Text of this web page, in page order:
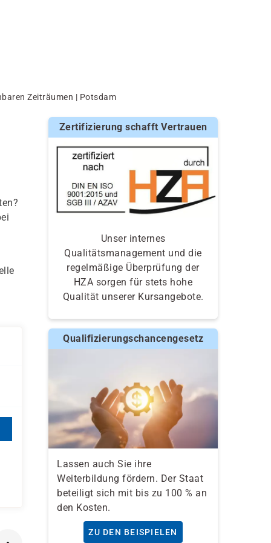
Zeiträumen | Potsdam
Zertifizierung schafft Vertrauen
Unser internes
Qualitätsmanagement und die
regelmäßige Überprüfung der
HZA sorgen für stets hohe
Qualität unserer Kursangebote.
Qualifizierungschancengesetz
Lassen auch Sie ihre
Weiterbildung fördern. Der Staat
beteiligt sich mit bis zu 100 % an
den Kosten.
ZU DEN BEISPIELEN